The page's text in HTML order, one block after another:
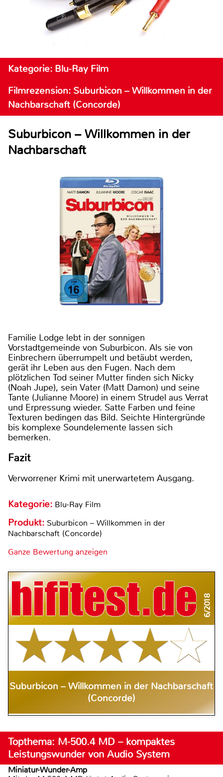
Kategorie: Blu-Ray Film
Filmrezension: Suburbicon – Willkommen in der
Nachbarschaft (Concorde)
Suburbicon – Willkommen in der
Nachbarschaft
Familie Lodge lebt in der sonnigen
Vorstadtgemeinde von Suburbicon. Als sie von
Einbrechern überrumpelt und betäubt werden,
gerät ihr Leben aus den Fugen. Nach dem
plötzlichen Tod seiner Mutter finden sich Nicky
(Noah Jupe), sein Vater (Matt Damon) und seine
Tante (Julianne Moore) in einem Strudel aus Verrat
und Erpressung wieder. Satte Farben und feine
Texturen bedingen das Bild. Seichte Hintergründe
bis komplexe Soundelemente lassen sich
bemerken.
Fazit
Verworrener Krimi mit unerwartetem Ausgang.
Kategorie: Blu-Ray Film
Produkt: Suburbicon – Willkommen in der
Nachbarschaft (Concorde)
Ganze Bewertung anzeigen
6/2018
Suburbicon – Willkommen in der Nachbarschaft
(Concorde)
Topthema: M-500.4 MD – kompaktes
Leistungswunder von Audio System
Miniatur-Wunder-Amp